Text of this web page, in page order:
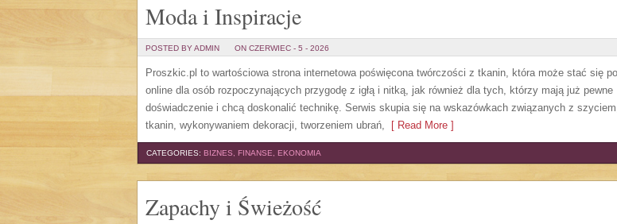
Moda i Inspiracje
POSTED BY ADMIN ON CZERWIEC - 5 - 2026
Proszkic.pl to wartościowa strona internetowa poświęcona twórczości z tkanin, która może stać się
online dla osób rozpoczynających przygodę z igłą i nitką, jak również dla tych, którzy mają już pewne
doświadczenie i chcą doskonalić technikę. Serwis skupia się na wskazówkach związanych z
tkanin, wykonywaniem dekoracji, tworzeniem ubrań, [ Read More ]
CATEGORIES: BIZNES, FINANSE, EKONOMIA
Zapachy i Świeżość